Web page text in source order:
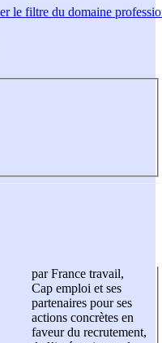
le filtre du domaine
par France travail,
Cap emploi et ses
partenaires pour ses
actions concrètes en
faveur du recrutement,